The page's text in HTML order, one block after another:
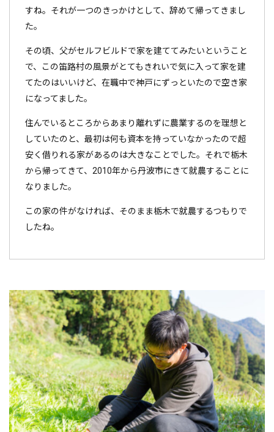
すね。それが一つのきっかけとして、辞めて帰ってきまし
た。
その頃、父がセルフビルドで家を建ててみたいということ
で、この笛路村の風景がとてもきれいで気に入って家を建
てたのはいいけど、在職中で神戸にずっといたので空き家
になってました。
住んでいるところからあまり離れずに農業するのを理想と
していたのと、最初は何も資本を持っていなかったので超
安く借りれる家があるのは大きなことでした。それで栃木
から帰ってきて、2010年から丹波市にきて就農することに
なりました。
この家の件がなければ、そのまま栃木で就農するつもりで
したね。